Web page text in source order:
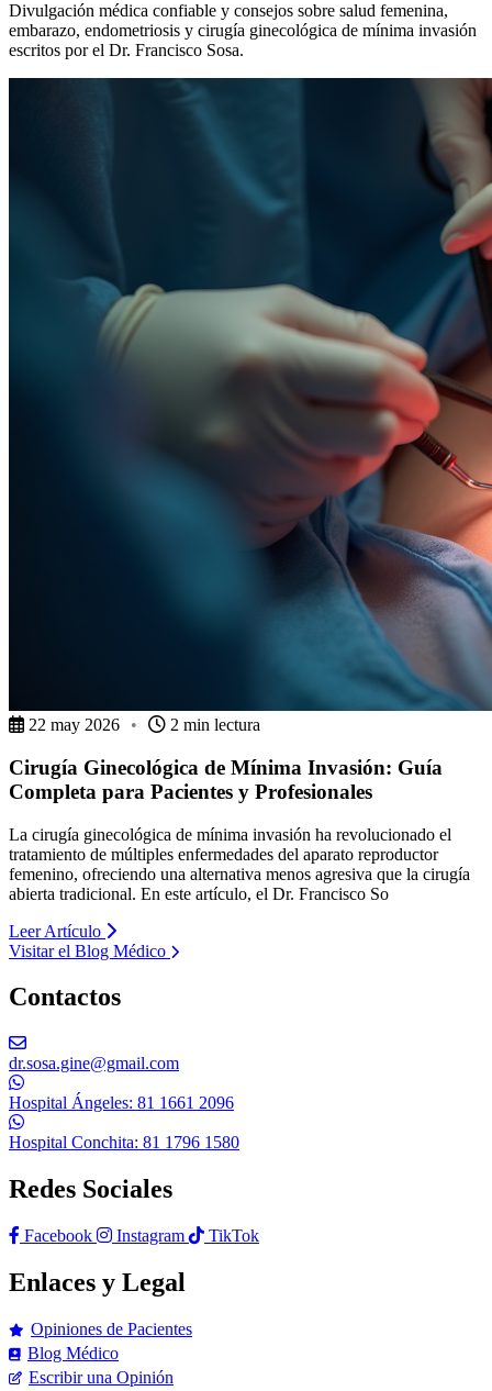
Divulgación médica confiable y consejos sobre salud femenina,
embarazo, endometriosis y cirugía ginecológica de mínima invasión
escritos por el Dr. Francisco Sosa.
22 may 2026 • 2 min lectura
Cirugía Ginecológica de Mínima Invasión: Guía
Completa para Pacientes y Profesionales
La cirugía ginecológica de mínima invasión ha revolucionado el
tratamiento de múltiples enfermedades del aparato reproductor
femenino, ofreciendo una alternativa menos agresiva que la cirugía
abierta tradicional. En este artículo, el Dr. Francisco So
Leer Artículo
Visitar el Blog Médico
Contactos
dr.sosa.gine@gmail.com
Hospital Ángeles: 81 1661 2096
Hospital Conchita: 81 1796 1580
Redes Sociales
Facebook Instagram TikTok
Enlaces y Legal
Opiniones de Pacientes
Blog Médico
Escribir una Opinión